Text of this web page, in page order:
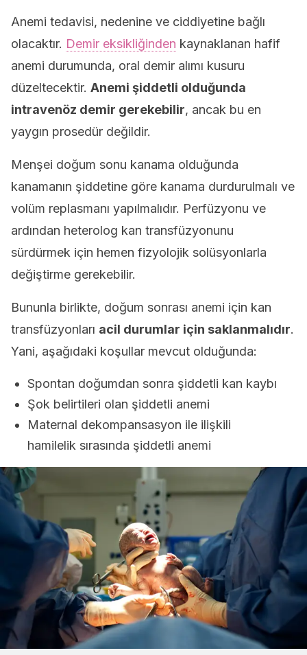
Anemi tedavisi, nedenine ve ciddiyetine bağlı
olacaktır. Demir eksikliğinden kaynaklanan hafif
anemi durumunda, oral demir alımı kusuru
düzeltecektir. Anemi şiddetli olduğunda
intravenöz demir gerekebilir, ancak bu en
yaygın prosedür değildir.
Menşei doğum sonu kanama olduğunda
kanamanın şiddetine göre kanama durdurulmalı ve
volüm replasmanı yapılmalıdır. Perfüzyonu ve
ardından heterolog kan transfüzyonunu
sürdürmek için hemen fizyolojik solüsyonlarla
değiştirme gerekebilir.
Bununla birlikte, doğum sonrası anemi için kan
transfüzyonları acil durumlar için saklanmalıdır.
Yani, aşağıdaki koşullar mevcut olduğunda:
Spontan doğumdan sonra şiddetli kan kaybı
Şok belirtileri olan şiddetli anemi
Maternal dekompansasyon ile ilişkili
hamilelik sırasında şiddetli anemi